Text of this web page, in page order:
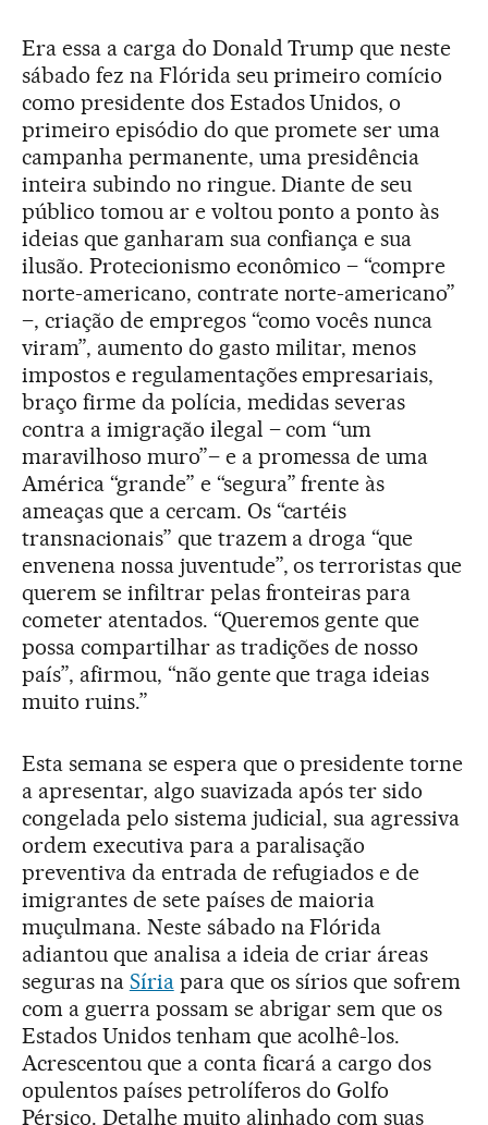
Era essa a carga do Donald Trump que neste
sábado fez na Flórida seu primeiro comício
como presidente dos Estados Unidos, o
primeiro episódio do que promete ser uma
campanha permanente, uma presidência
inteira subindo no ringue. Diante de seu
público tomou ar e voltou ponto a ponto às
ideias que ganharam sua confiança e sua
ilusão. Protecionismo econômico – “compre
norte-americano, contrate norte-americano”
–, criação de empregos “como vocês nunca
viram”, aumento do gasto militar, menos
impostos e regulamentações empresariais,
braço firme da polícia, medidas severas
contra a imigração ilegal – com “um
maravilhoso muro”– e a promessa de uma
América “grande” e “segura” frente às
ameaças que a cercam. Os “cartéis
transnacionais” que trazem a droga “que
envenena nossa juventude”, os terroristas que
querem se infiltrar pelas fronteiras para
cometer atentados. “Queremos gente que
possa compartilhar as tradições de nosso
país”, afirmou, “não gente que traga ideias
muito ruins.”
Esta semana se espera que o presidente torne
a apresentar, algo suavizada após ter sido
congelada pelo sistema judicial, sua agressiva
ordem executiva para a paralisação
preventiva da entrada de refugiados e de
imigrantes de sete países de maioria
muçulmana. Neste sábado na Flórida
adiantou que analisa a ideia de criar áreas
seguras na Síriapara que os sírios que sofrem
com a guerra possam se abrigar sem que os
Estados Unidos tenham que acolhê-los.
Acrescentou que a conta ficará a cargo dos
opulentos países petrolíferos do Golfo
Pérsico. Detalhe muito alinhado com suas